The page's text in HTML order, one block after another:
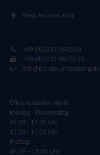
Wegbeschreibung
+49 (0)2233 96326 0
+49 (0)2233 96326 29
info@fps-steuerberatung.de
Öffnungszeiten Hürth
Montag - Donnerstag:
08.00 - 12.30 Uhr
13.30 - 17.00 Uhr
Freitag:
08.00 – 15.00 Uhr